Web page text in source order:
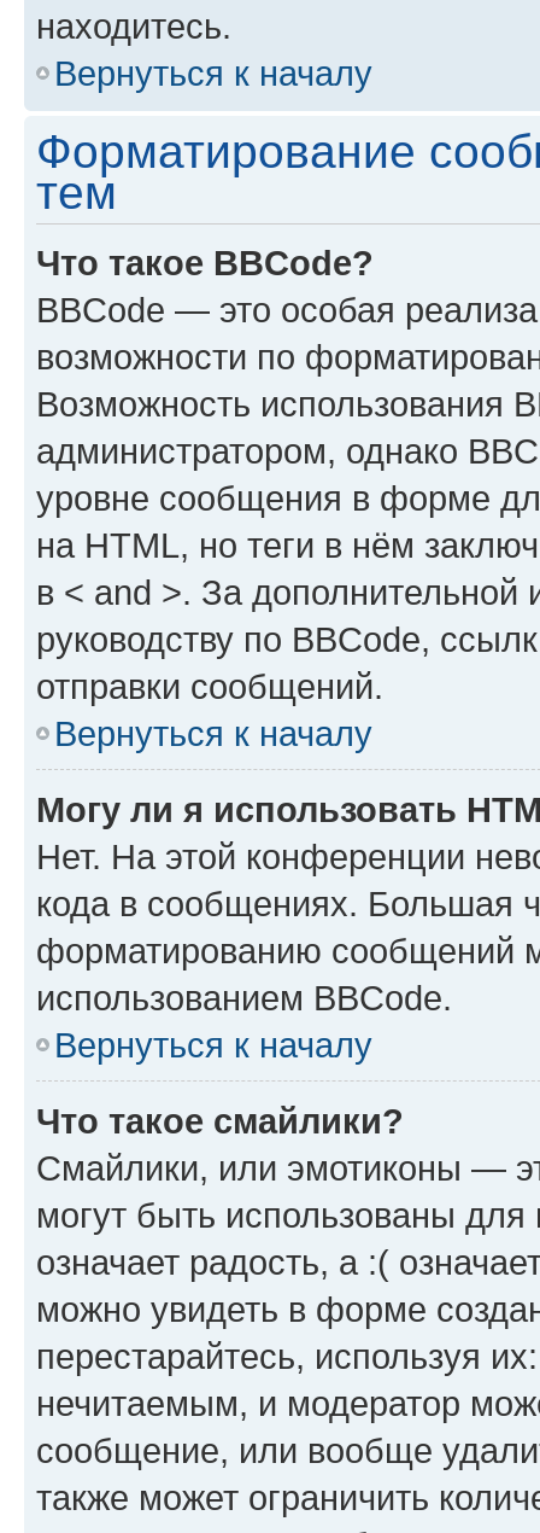
находитесь.
Вернуться к началу
Форматирование
тем
Что такое BBCode?
BBCode — это особая
возможности по
Возможность использования
администратором, однако
уровне сообщения в форме
на HTML, но теги в нём
в < and >. За
руководству по BBCode,
отправки сообщений.
Вернуться к началу
Могу ли я использовать
Нет. На этой конференции
кода в сообщениях. Большая
форматированию сообщений
использованием BBCode.
Вернуться к началу
Что такое смайлики?
Смайлики, или эмотиконы —
могут быть использованы
означает радость, а :(
можно увидеть в форме
перестарайтесь, используя
нечитаемым, и модератор
сообщение, или вообще
также может ограничить